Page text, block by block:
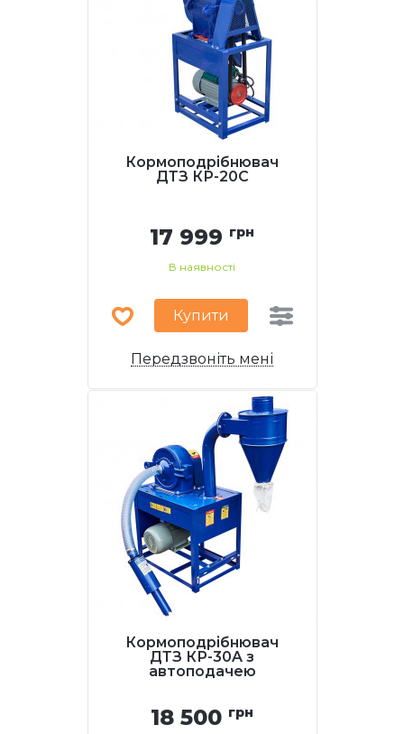
Кормоподрібнювач
ДТЗ КР-20С
17 999 грн
В наявності
Купити
Передзвоніть мені
Кормоподрібнювач
ДТЗ КР-30A з
автоподачею
18 500 грн